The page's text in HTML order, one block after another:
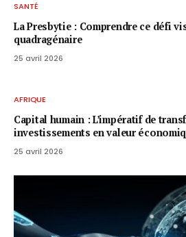
SANTÉ
La Presbytie : Comprendre ce défi
quadragénaire
25 avril 2026
AFRIQUE
Capital humain : L’impératif de
investissements en valeur
25 avril 2026